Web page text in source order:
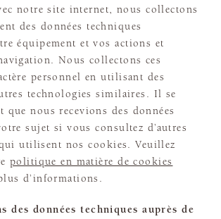
notre site internet, nous collectons
des données techniques
équipement et vos actions et
Nous collectons ces
personnel en utilisant des
technologies similaires. Il se
que nous recevions des données
sujet si vous consultez d’autres
utilisent nos cookies. Veuillez
politique en matière de cookies
d’informations.
des données techniques auprès de